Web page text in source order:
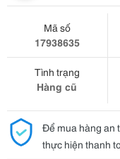
Mã số
17938635
Tình trạng
Hàng cũ
Để mua hàng an
thực hiện thanh